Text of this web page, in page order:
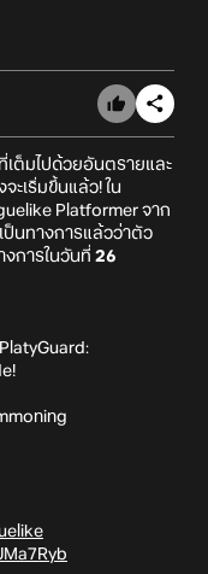
เต็มไปด้วยอันตรายและ
ะเริ่มขึ้นแล้ว! ใน
Platformer จาก
นทางการแล้วว่าตัว
งการในวันที่ 26